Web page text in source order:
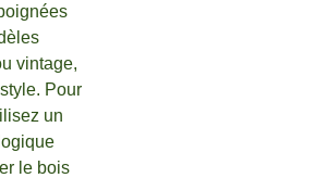
vintage,
Pour
un
le bois